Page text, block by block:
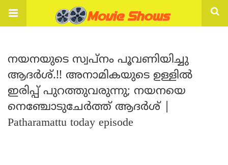
നയനയുടെ സ്വപ്നം പൂവണിയിച്ചു
ആദർശ്.!! അനാമികയുടെ ഉള്ളിൽ
ഇരിപ്പ് പുറത്തുവരുന്നു; നയനയെ
നെഞ്ചോടുചേർത്ത് ആദർശ് |
Patharamattu today episode